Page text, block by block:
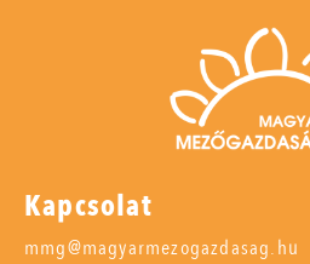
Kapcsolat
mmg@magyarmezogazdasag.hu